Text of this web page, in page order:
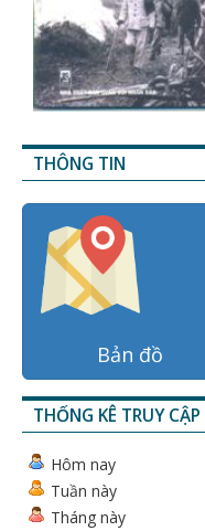
THÔNG TIN
Bản đồ
THỐNG KÊ TRUY
Hôm nay
Tuần này
Tháng này